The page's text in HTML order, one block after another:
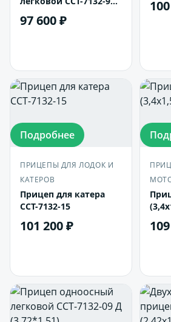
97 600 ₽
Подробнее
ПРИЦЕПЫ ДЛЯ ЛОДОК И
КАТЕРОВ
Прицеп для катера
ССТ-7132-15
101 200 ₽